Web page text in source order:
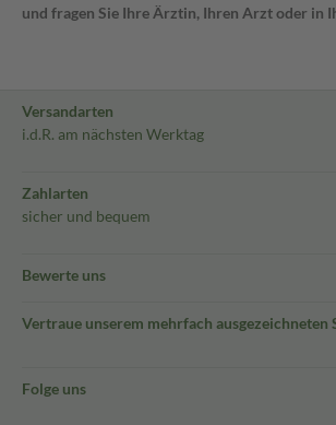
und fragen Sie Ihre Ärztin, Ihren Arzt oder in
Versandarten
i.d.R. am nächsten Werktag
Zahlarten
sicher und bequem
Bewerte uns
Vertraue unserem mehrfach ausgezeichneten
Folge uns